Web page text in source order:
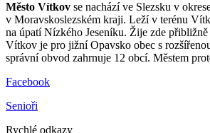
Město Vítkov se nachází ve Slezsku v
v Moravskoslezském kraji. Leží v terénu
na úpatí Nízkého Jeseníku. Žije zde
Vítkov je pro jižní Opavsko obec s
správní obvod zahrnuje 12 obcí. Městem
Facebook
Senioři
Rychlé odkazy